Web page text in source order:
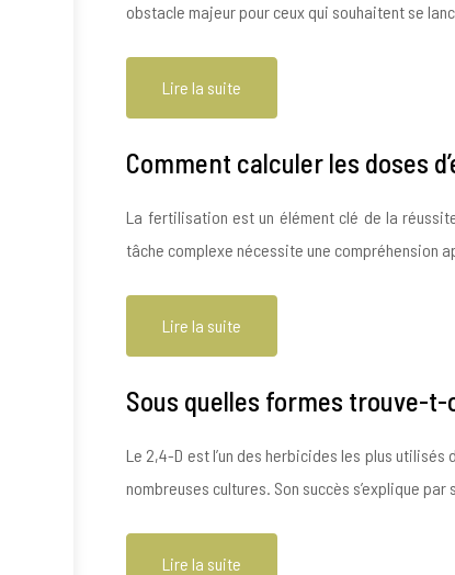
obstacle majeur pour ceux qui souhaitent se
Lire la suite
Comment calculer les doses
La fertilisation est un élément clé de la
tâche complexe nécessite une compréhension
Lire la suite
Sous quelles formes trouve-t-
Le 2,4-D est l’un des herbicides les plus
nombreuses cultures. Son succès s’explique
Lire la suite